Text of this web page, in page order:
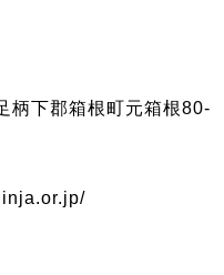
柄下郡箱根町元箱根80-